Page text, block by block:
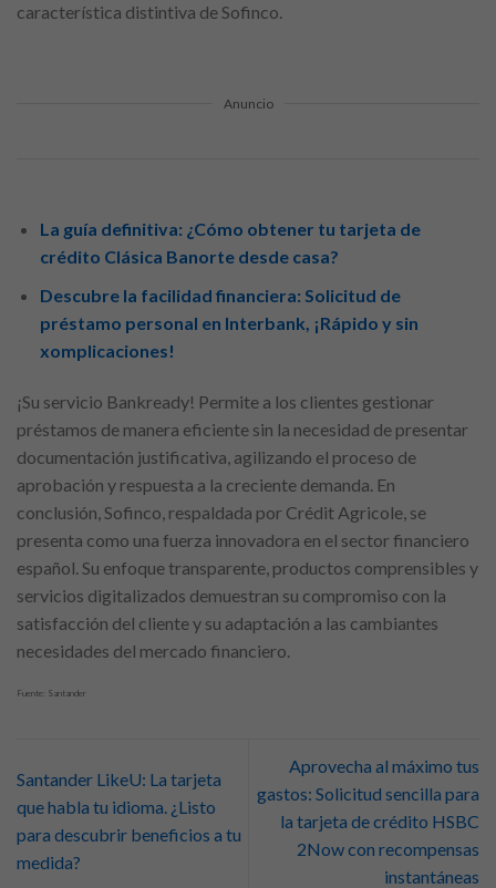
característica distintiva de Sofinco.
Anuncio
La guía definitiva: ¿Cómo obtener tu tarjeta de
crédito Clásica Banorte desde casa?
Descubre la facilidad financiera: Solicitud de
préstamo personal en Interbank, ¡Rápido y sin
xomplicaciones!
¡Su servicio Bankready! Permite a los clientes gestionar
préstamos de manera eficiente sin la necesidad de presentar
documentación justificativa, agilizando el proceso de
aprobación y respuesta a la creciente demanda. En
conclusión, Sofinco, respaldada por Crédit Agricole, se
presenta como una fuerza innovadora en el sector financiero
español. Su enfoque transparente, productos comprensibles y
servicios digitalizados demuestran su compromiso con la
satisfacción del cliente y su adaptación a las cambiantes
necesidades del mercado financiero.
Fuente: Santander
Santander LikeU: La tarjeta
que habla tu idioma. ¿Listo
para descubrir beneficios a tu
medida?
Aprovecha al máximo tus
gastos: Solicitud sencilla para
la tarjeta de crédito HSBC
2Now con recompensas
instantáneas